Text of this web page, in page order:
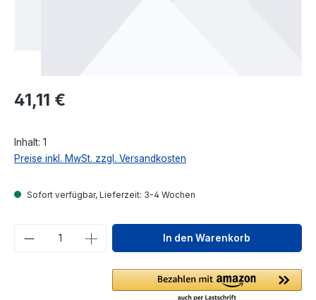
Regulärer Preis:
41,11 €
Inhalt: 1
Preise inkl. MwSt. zzgl. Versandkosten
Sofort verfügbar, Lieferzeit: 3-4 Wochen
Produkt Anzahl: Gib denIn den Warenkorb